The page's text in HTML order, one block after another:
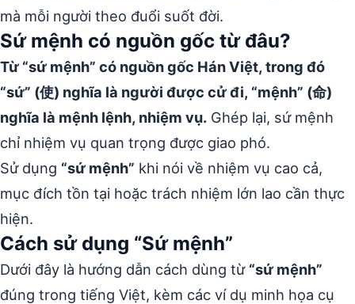
mà mỗi người theo đuổi suốt đời.
Sứ mệnh có nguồn gốc từ đâu?
Từ “sứ mệnh” có nguồn gốc Hán Việt, trong đó
“sứ” (使) nghĩa là người được cử đi, “mệnh” (命)
nghĩa là mệnh lệnh, nhiệm vụ. Ghép lại, sứ mệnh
chỉ nhiệm vụ quan trọng được giao phó.
Sử dụng “sứ mệnh” khi nói về nhiệm vụ cao cả,
mục đích tồn tại hoặc trách nhiệm lớn lao cần thực
hiện.
Cách sử dụng “Sứ mệnh”
Dưới đây là hướng dẫn cách dùng từ “sứ mệnh”
đúng trong tiếng Việt, kèm các ví dụ minh họa cụ